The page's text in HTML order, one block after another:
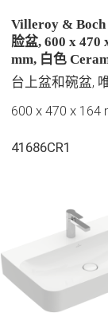
Villeroy & Boch
脸盆, 600 x 470
mm, 白色
易洁釉面, 有隐
台上盆和碗盆,
600 x 470 x 164
41686CR1